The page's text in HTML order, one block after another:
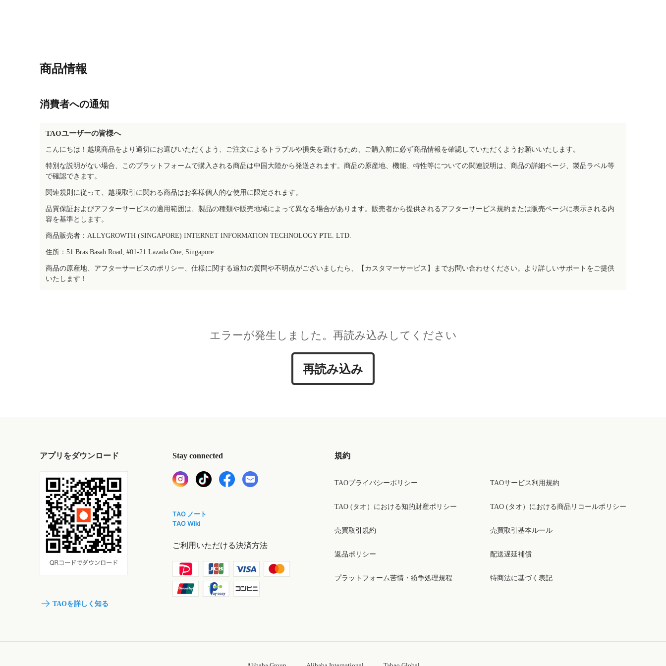
商品情報
消費者への通知
TAOユーザーの皆様へ
こんにちは！越境商品をより適切にお選びいただくよう、ご注文によるトラブルや損失を避けるため、ご購入前に必ず商品情報を確認していただくようお願いいたします。
特別な説明がない場合、このプラットフォームで購入される商品は中国大陸から発送されます。商品の原産地、機能、特性等についての関連説明は、商品の詳細ページ、製品ラベル等
で確認できます。
関連規則に従って、越境取引に関わる商品はお客様個人的な使用に限定されます。
品質保証およびアフターサービスの適用範囲は、製品の種類や販売地域によって異なる場合があります。販売者から提供されるアフターサービス規約または販売ページに表示される内
容を基準とします。
商品販売者：ALLYGROWTH (SINGAPORE) INTERNET INFORMATION TECHNOLOGY PTE. LTD.
住所：51 Bras Basah Road, #01-21 Lazada One, Singapore
商品の原産地、アフターサービスのポリシー、仕様に関する追加の質問や不明点がございましたら、【カスタマーサービス】までお問い合わせください。より詳しいサポートをご提供
いたします！
エラーが発生しました。再読み込みしてください
再読み込み
アプリをダウンロード
TAOを詳しく知る
Stay connected
TAO ノート
TAO Wiki
ご利用いただける決済方法
規約
TAOプライバシーポリシー
TAO (タオ）における知的財産ポリシー
売買取引規約
返品ポリシー
プラットフォーム苦情・紛争処理規程
TAOサービス利用規約
TAO (タオ）における商品リコールポリシー
売買取引基本ルール
配送遅延補償
特商法に基づく表記